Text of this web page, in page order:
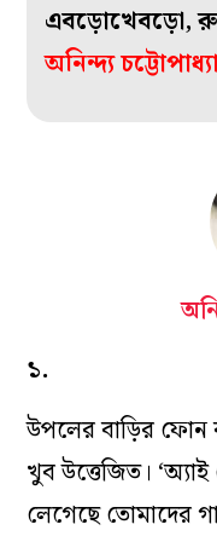
এবড়োখেবড়ো,
অনিন্দ‌্য
১.
উপলের বাড়ির
খুব উত্তেজিত।
লেগেছে তোমাদের